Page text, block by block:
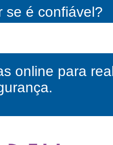
se é confiável?
online para